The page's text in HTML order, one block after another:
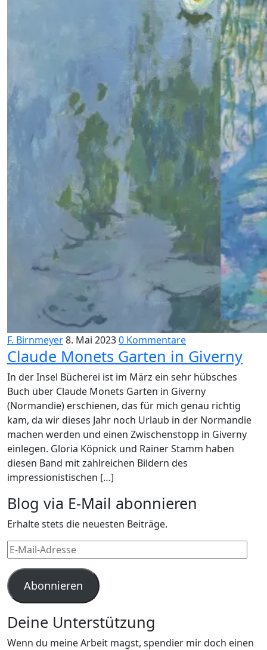
F. Birnmeyer8. Mai 20230 Kommentare
Claude Monets Garten in Giverny
In der Insel Bücherei ist im März ein sehr hübsches
Buch über Claude Monets Garten in Giverny
(Normandie) erschienen, das für mich genau richtig
kam, da wir dieses Jahr noch Urlaub in der Normandie
machen werden und einen Zwischenstopp in Giverny
einlegen. Gloria Köpnick und Rainer Stamm haben
diesen Band mit zahlreichen Bildern des
impressionistischen […]
Blog via E-Mail abonnieren
Erhalte stets die neuesten Beiträge.
E-
Mail-
Adresse
Abonnieren
Deine Unterstützung
Wenn du meine Arbeit magst, spendier mir doch einen